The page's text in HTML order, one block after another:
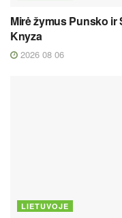
Mirė žymus Punsko
Knyza
2026 08 06
LIETUVOJE